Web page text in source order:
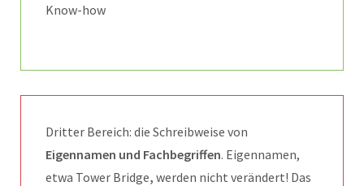
Know-how
Dritter Bereich: die Schreibweise von
Eigennamen und Fachbegriffen. Eigennamen,
etwa Tower Bridge, werden nicht verändert! Das